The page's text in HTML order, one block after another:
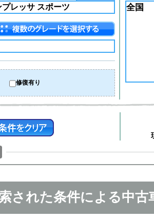
修復有り
全国
された条件による中古